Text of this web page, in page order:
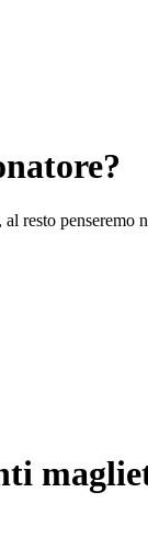
resto penseremo